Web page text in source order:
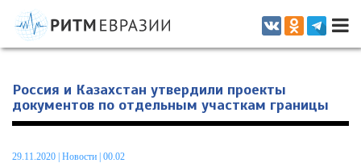
Информационно-аналитическое издание, посвященное актуальным
проблемам интеграции на постсоветском пространстве
Россия и Казахстан утвердили проекты
документов по отдельным участкам границы
29.11.2020 Новости | 00.02